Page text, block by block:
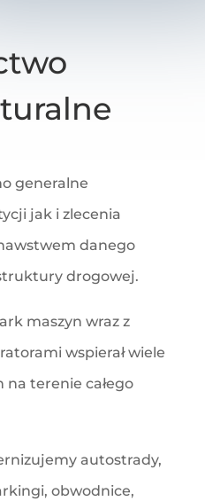
generalne
jak i zlecenia
danego
drogowej.
maszyn wraz z
wspierał wiele
terenie całego
autostrady,
obwodnice,